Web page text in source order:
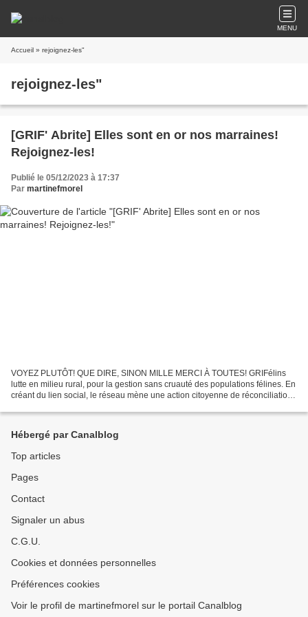
MENU
Accueil » rejoignez-les"
rejoignez-les"
[GRIF' Abrite] Elles sont en or nos marraines!
Rejoignez-les!
Publié le 05/12/2023 à 17:37
Par martinefmorel
VOYEZ PLUTÔT! QUE DIRE, SINON MILLE MERCI À TOUTES! GRIFélins
lutte en milieu rural, pour la gestion sans cruauté des populations félines. En
créant du lien social, le réseau mène une action citoyenne de réconciliation
Hébergé par Canalblog
Top articles
Pages
Contact
Signaler un abus
C.G.U.
Cookies et données personnelles
Préférences cookies
Voir le profil de martinefmorel sur le portail Canalblog